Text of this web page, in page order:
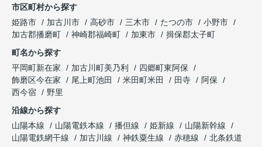
市区町村から探す
姫路市
加古川市 高砂市 三木市 たつの市
小野市
加古郡播磨町
神崎郡福崎町 加東市
揖保郡太子町
町名から探す
平岡町新在家
加古川町美乃利
四郷町東阿保
飾磨区今在家
尾上町池田 米田町米田 田寺
阿保
西今宿
野里
沿線から探す
山陽本線
山陽電鉄本線 播但線 姫新線
山陽新幹線
山陽電鉄網干線
加古川線 神鉄粟生線 赤穂線
北条鉄道